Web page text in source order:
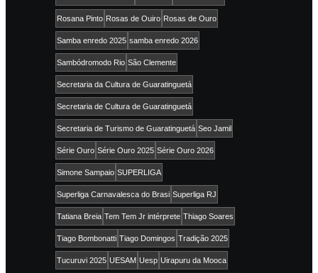
Rosana Pinto Rosas de Ouiro Rosas de Ouro
Samba enredo 2025 samba enredo 2026
Sambódromodo Rio São Clemente
Secretaria da Cultura de Guaratinguetá
Secretaria de Cultura de Guaratinguetá
Secretaria de Turismo de Guaratinguetá Seo Jamil
Série Ouro Série Ouro 2025 Série Ouro 2026
Simone Sampaio SUPERLIGA
Superliga Carnavalesca do Brasi Superliga RJ
Tatiana Breia Tem Tem Jr intérprete Thiago Soares
Tiago Bombonatti Tiago Domingos Tradição 2025
Tucuruvi 2025 UESAM Uesp Uirapuru da Mooca